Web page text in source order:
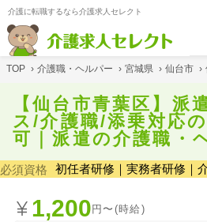
介護に転職するなら介護求人セレクト
TOP › 介護職・ヘルパー › 宮城県 › 仙台市 ›
【仙台市青葉区】派
ス/介護職/添乗対応
可｜派遣の介護職・
必須資格 初任者研修｜実務者研修｜
1,200円〜(時給)